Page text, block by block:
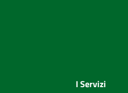
I Servizi